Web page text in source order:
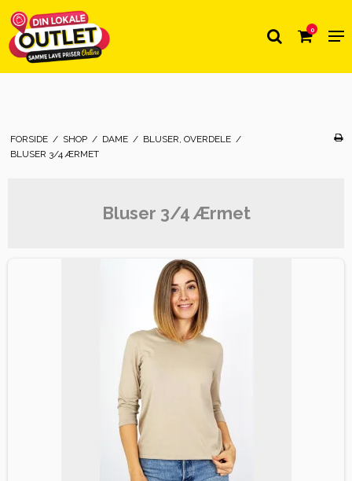
0
FORSIDE / SHOP / DAME / BLUSER, OVERDELE /
BLUSER 3/4 ÆRMET
Bluser 3/4 Ærmet